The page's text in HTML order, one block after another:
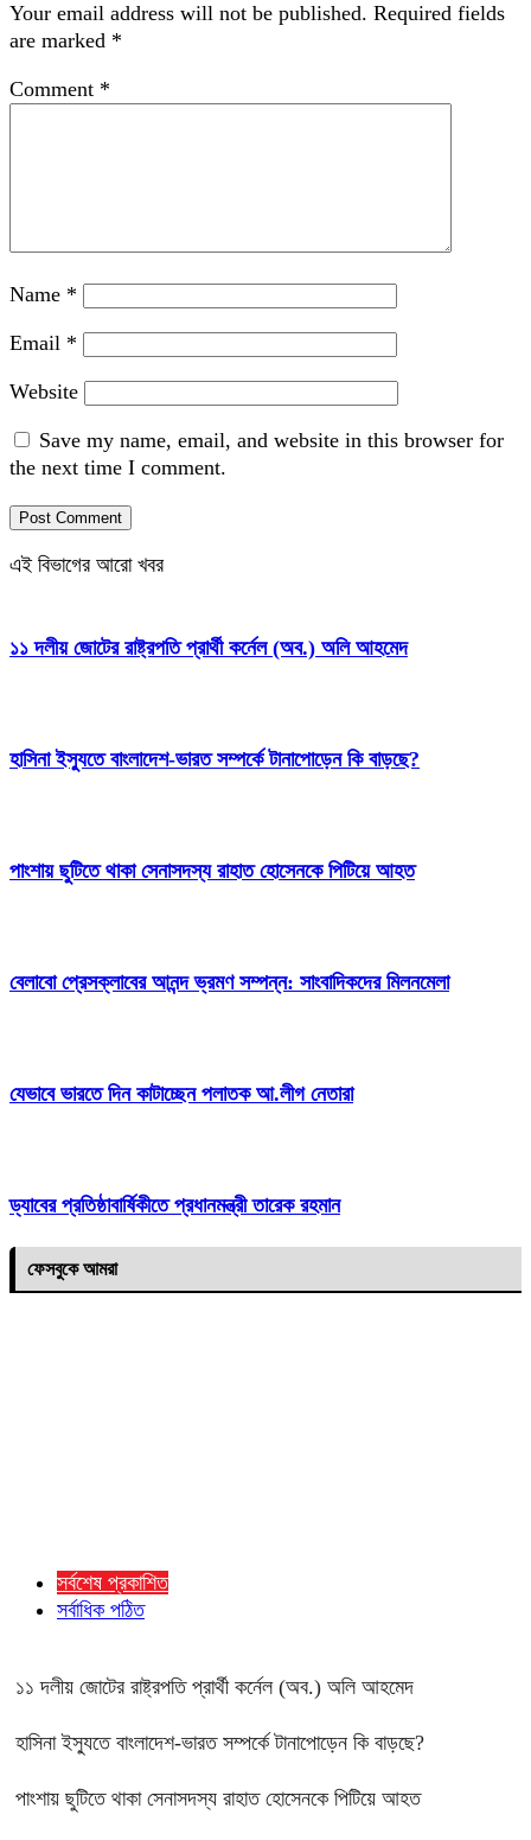
Your email address will not be published. Required fields
are marked *
Comment *
Name *
Email *
Website
Save my name, email, and website in this browser for
the next time I comment.
এই বিভাগের আরো খবর
১১ দলীয় জোটের রাষ্ট্রপতি প্রার্থী কর্নেল (অব.) অলি আহমেদ
হাসিনা ইস্যুতে বাংলাদেশ-ভারত সম্পর্কে টানাপোড়েন কি বাড়ছে?
পাংশায় ছুটিতে থাকা সেনাসদস্য রাহাত হোসেনকে পিটিয়ে আহত
বেলাবো প্রেসক্লাবের আনন্দ ভ্রমণ সম্পন্ন: সাংবাদিকদের মিলনমেলা
যেভাবে ভারতে দিন কাটাচ্ছেন পলাতক আ.লীগ নেতারা
ড্যাবের প্রতিষ্ঠাবার্ষিকীতে প্রধানমন্ত্রী তারেক রহমান
ফেসবুকে আমরা
সর্বশেষ প্রকাশিত
সর্বাধিক পঠিত
১১ দলীয় জোটের রাষ্ট্রপতি প্রার্থী কর্নেল (অব.) অলি আহমেদ
হাসিনা ইস্যুতে বাংলাদেশ-ভারত সম্পর্কে টানাপোড়েন কি বাড়ছে?
পাংশায় ছুটিতে থাকা সেনাসদস্য রাহাত হোসেনকে পিটিয়ে আহত